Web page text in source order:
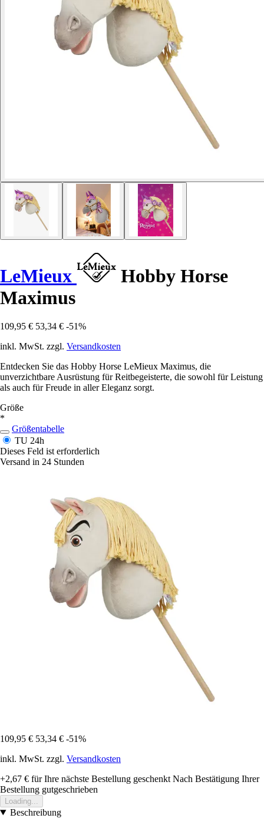
LeMieux
Hobby Horse
Maximus
109,95 € 53,34 € -51%
inkl. MwSt. zzgl. Versandkosten
Entdecken Sie das Hobby Horse LeMieux Maximus, die
unverzichtbare Ausrüstung für Reitbegeisterte, die sowohl für Leistung
als auch für Freude in aller Eleganz sorgt.
Größe
*
Größentabelle
TU 24h
Dieses Feld ist erforderlich
Versand in 24 Stunden
109,95 € 53,34 € -51%
inkl. MwSt. zzgl. Versandkosten
+2,67 € für Ihre nächste Bestellung geschenkt Nach Bestätigung Ihrer
Bestellung gutgeschrieben
Loading...
Beschreibung